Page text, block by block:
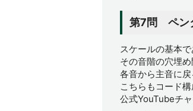
第7問 ペン
スケールの基本で
その音階の穴埋
各音から主音に戻
こちらもコード
公式YouTubeチ